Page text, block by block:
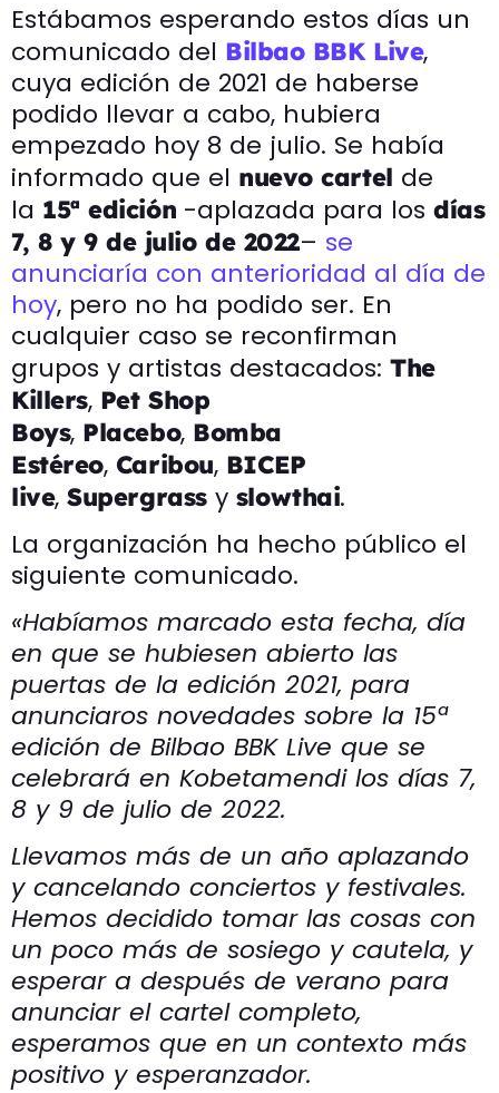
Estábamos esperando estos días un
comunicado del Bilbao BBK Live,
cuya edición de 2021 de haberse
podido llevar a cabo, hubiera
empezado hoy 8 de julio. Se había
informado que el nuevo cartel de
la 15ª edición -aplazada para losdías
7, 8 y 9 de julio de 2022– se
anunciaría con anterioridad al día de
hoy, pero no ha podido ser. En
cualquier caso se reconfirman
grupos y artistas destacados: The
Killers, Pet Shop
Boys, Placebo, Bomba
Estéreo, Caribou, BICEP
live,Supergrassy slowthai.
La organización ha hecho público el
siguiente comunicado.
«Habíamos marcado esta fecha, día
en que se hubiesen abierto las
puertas de la edición 2021, para
anunciaros novedades sobre la 15ª
edición de Bilbao BBK Live que se
celebrará en Kobetamendi los días 7,
8 y 9 de julio de 2022.
Llevamos más de un año aplazando
y cancelando conciertos y festivales.
Hemos decidido tomar las cosas con
un poco más de sosiego y cautela, y
esperar a después de verano para
anunciar el cartel completo,
esperamos que en un contexto más
positivo y esperanzador.